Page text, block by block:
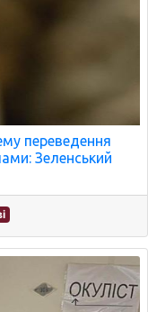
переведення
Зеленський